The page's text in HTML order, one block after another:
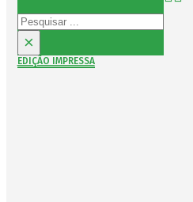
Pesquisar
×
EDIÇÃO IMPRESSA